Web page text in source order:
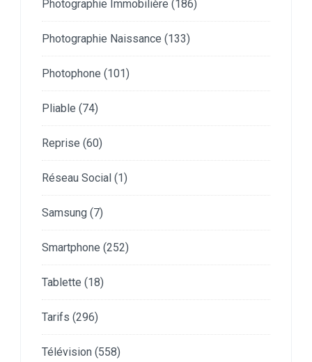
Photographie Immobilière (186)
Photographie Naissance (133)
Photophone (101)
Pliable (74)
Reprise (60)
Réseau Social (1)
Samsung (7)
Smartphone (252)
Tablette (18)
Tarifs (296)
Télévision (558)